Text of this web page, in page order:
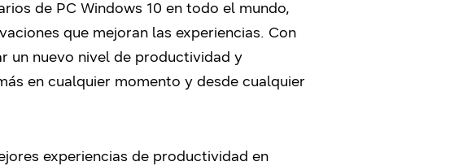
de PC Windows 10 en todo el mundo,
que mejoran las experiencias. Con
un nuevo nivel de productividad y
en cualquier momento y desde cualquier
experiencias de productividad en